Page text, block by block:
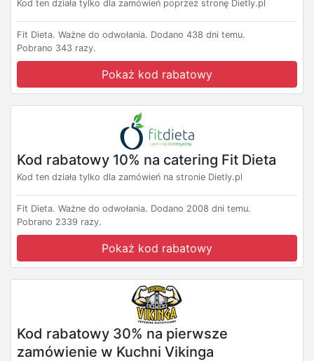
Kod ten działa tylko dla zamówień poprzez stronę Dietly.pl
Fit Dieta. Ważne do odwołania. Dodano 438 dni temu.
Pobrano 343 razy.
Pokaż kod rabatowy
Kod rabatowy 10% na catering Fit Dieta
Kod ten działa tylko dla zamówień na stronie Dietly.pl
Fit Dieta. Ważne do odwołania. Dodano 2008 dni temu.
Pobrano 2339 razy.
Pokaż kod rabatowy
Kod rabatowy 30% na pierwsze
zamówienie w Kuchni Vikinga